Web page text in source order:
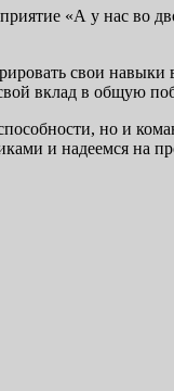
«А у нас
свои
вклад в общую
но и
и надеемся на